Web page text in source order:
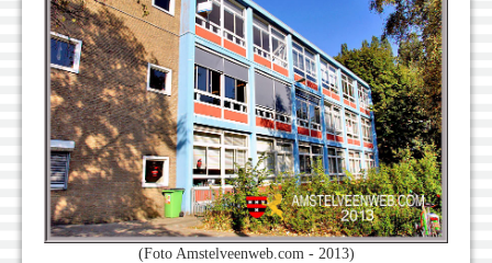
(Foto Amstelveenweb.com - 2013)